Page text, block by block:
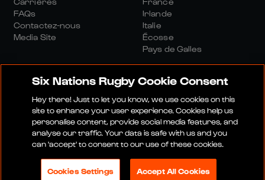
FAQs
Contactez-nous
Media Site
Irlande
Italie
Écosse
Pays de Galles
Site Média Conditions Générales
Politique De ConfidentialitéPolitique De Cookies
Politique Sociale Et Numérique
© 2026 SIX NATIONS RUGBY LTD
Six Nations Rugby Cookie Consent
Hey there! Just to let you know, we use cookies on this
site to enhance your user experience. Cookies help us
personalise content, provide social media features, and
analyse our traffic. Your data is safe with us and you
can 'accept' to consent to our use of these cookies.
Cookies Settings Accept All Cookies